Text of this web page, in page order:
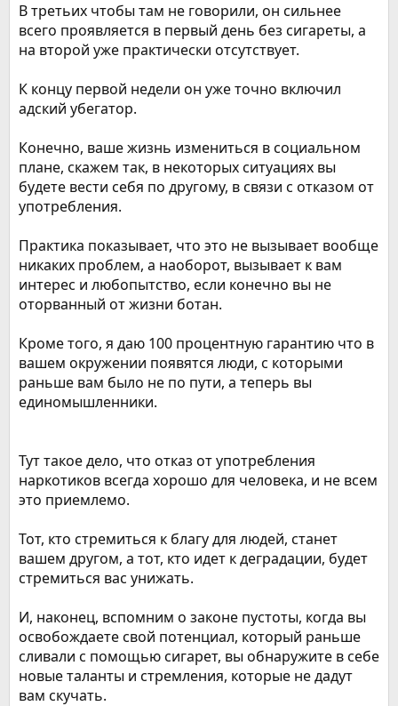
В третьих чтобы там не говорили, он сильнее
всего проявляется в первый день без сигареты, а
на второй уже практически отсутствует.
К концу первой недели он уже точно включил
адский убегатор.
Конечно, ваше жизнь измениться в социальном
плане, скажем так, в некоторых ситуациях вы
будете вести себя по другому, в связи с отказом от
употребления.
Практика показывает, что это не вызывает вообще
никаких проблем, а наоборот, вызывает к вам
интерес и любопытство, если конечно вы не
оторванный от жизни ботан.
Кроме того, я даю 100 процентную гарантию что в
вашем окружении появятся люди, с которыми
раньше вам было не по пути, а теперь вы
единомышленники.
Тут такое дело, что отказ от употребления
наркотиков всегда хорошо для человека, и не всем
это приемлемо.
Тот, кто стремиться к благу для людей, станет
вашем другом, а тот, кто идет к деградации, будет
стремиться вас унижать.
И, наконец, вспомним о законе пустоты, когда вы
освобождаете свой потенциал, который раньше
сливали с помощью сигарет, вы обнаружите в себе
новые таланты и стремления, которые не дадут
вам скучать.